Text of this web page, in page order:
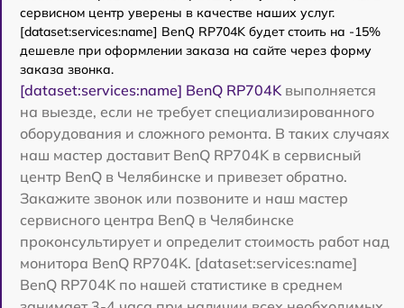
сервисном центр уверены в качестве наших услуг.
[dataset:services:name] BenQ RP704K будет стоить на -15%
дешевле при оформлении заказа на сайте через форму
заказа звонка.
[dataset:services:name] BenQ RP704Kвыполняется
на выезде, если не требует специализированного
оборудования и сложного ремонта. В таких случаях
наш мастер доставит BenQ RP704K в сервисный
центр BenQ в Челябинске и привезет обратно.
Закажите звонок или позвоните и наш мастер
сервисного центра BenQ в Челябинске
проконсультирует и определит стоимость работ над
монитора BenQ RP704K. [dataset:services:name]
BenQ RP704K по нашей статистике в среднем